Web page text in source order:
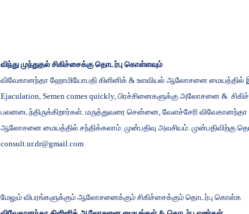
விந்து முந்துதல் சிகிச்சைக்கு தொடர்பு கொள்ளவும்
விவேகானந்தா ஹோமியோபதி கிளினிக்& உளவியல் ஆலோசனை மையத்தில்
Ejaculation, Semen comes quickly, பிரச்சினைகளுக்கு அலோசனை &
பலனடைந்திருக்கிறார்கள். மருத்துவரை சென்னை வேளச்சேரி விவேகானந்தா
ஆலோசனை மையத்தில் சந்திக்கலாம். முன்பதிவு அவசியம். முன்பதிவிற்கு
consult.ur.dr@gmail.com
மேலும் விபரங்களுக்கும் ஆலோசனைக்கும் சிகிச்சைக்கும் தொடர்பு கொள்க